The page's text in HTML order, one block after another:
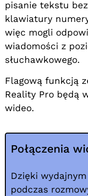
pisanie tekstu
klawiatury
więc mogli
wiadomości z
słuchawkowego.
Flagową funkcją
Reality Pro będą
wideo.
Połączenia
Dzięki
podczas